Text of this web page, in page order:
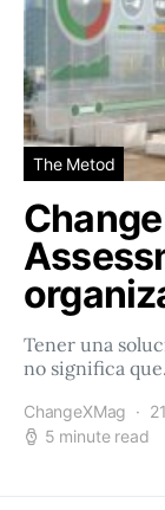
The Metod
Tener una
no significa
ChangeXMag
5 minute read